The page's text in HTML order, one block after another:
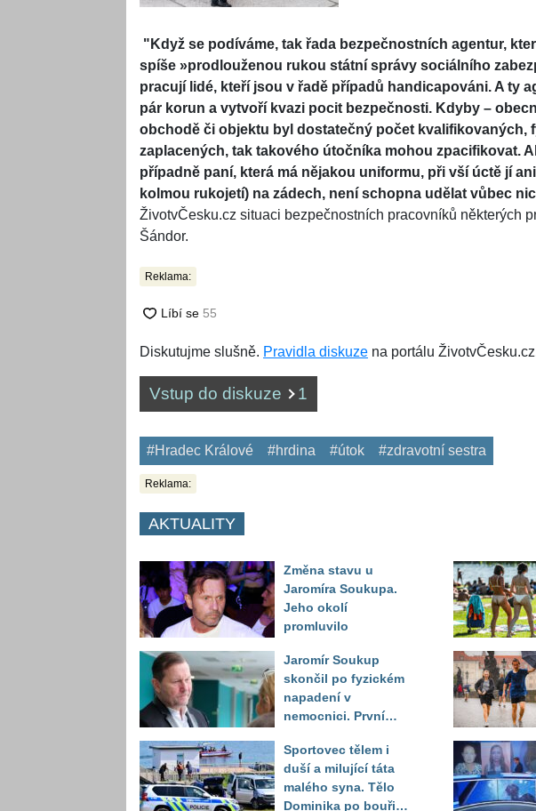
"Když se podíváme, tak řada bezpečnostních agentur,
spíše »prodlouženou rukou státní správy sociálního
pracují lidé, kteří jsou v řadě případů handicapováni. A ty
pár korun a vytvoří kvazi pocit bezpečnosti. Kdyby –⁠⁠⁠⁠⁠⁠
obchodě či objektu byl dostatečný počet kvalifikovaných,
zaplacených, tak takového útočníka mohou zpacifikovat.
případně paní, která má nějakou uniformu, při vší úctě jí
kolmou rukojetí) na zádech, není schopna udělat vůbec
ŽivotvČesku.cz situaci bezpečnostních pracovníků některých
Šándor.
Reklama:
Diskutujme slušně. Pravidla diskuze na portálu
Vstup do diskuze 1
#Hradec Králové #hrdina #útok #zdravotní sestra
Reklama:
AKTUALITY
Změna stavu u
Jaromíra Soukupa.
Jeho okolí
promluvilo
Jaromír Soukup
skončil po fyzickém
napadení v
nemocnici. První
Sportovec tělem i
duší a milující táta
malého syna. Tělo
Dominika po bouři